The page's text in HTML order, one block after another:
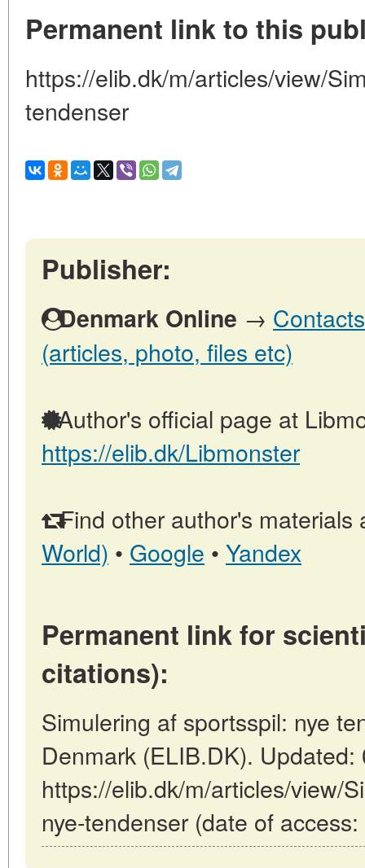
Permanent link to this
https://elib.dk/m/articles/view/
tendenser
Publisher:
Denmark Online →
(articles, photo, files etc)
Author's official page at
https://elib.dk/Libmonster
Find other author's materials
World) • Google • Yandex
Permanent link for
citations):
Simulering af sportsspil: nye
Denmark (ELIB.DK).
https://elib.dk/m/articles/view/
nye-tendenser (date of